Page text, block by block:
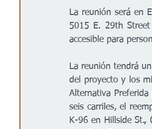
La reunión será en
5015 E. 29th
accesible para
La reunión tendrá
del proyecto y los
Alternativa
seis carriles, el
K-96 en Hillside St.,